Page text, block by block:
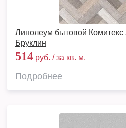
Линолеум бытовой Комитекс
Бруклин
514 руб. / за кв. м.
Подробнее